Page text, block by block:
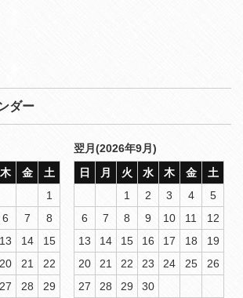
ダー
木 金
土
1
6 7
8
13 14
15
20 21
22
27 28
29
翌月(2026年9月)
日
月 火 水 木 金
土
1
2 3 4
5
6
7 8 9 10 11
12
13
14 15 16 17 18
19
20
21 22 23 24 25
26
27
28 29 30